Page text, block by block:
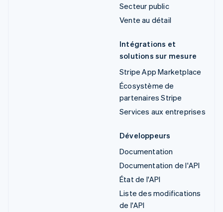
Secteur public
Vente au détail
Intégrations et
solutions sur mesure
Stripe App Marketplace
Écosystème de
partenaires Stripe
Services aux entreprises
Développeurs
Documentation
Documentation de l'API
État de l'API
Liste des modifications
de l'API